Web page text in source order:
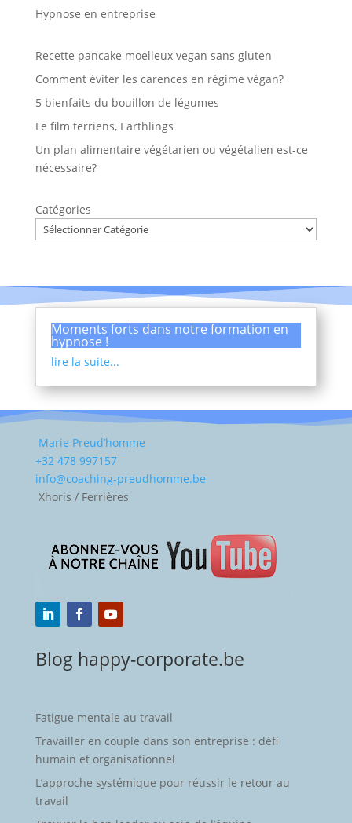
Hypnose en entreprise
Recette pancake moelleux vegan sans gluten
Comment éviter les carences en régime végan?
5 bienfaits du bouillon de légumes
Le film terriens, Earthlings
Un plan alimentaire végétarien ou végétalien est-ce
nécessaire?
Catégories
Moments forts dans notre formation en
hypnose !
lire la suite...
Marie Preud’homme
+32 478 997157
info@coaching-preudhomme.be
Xhoris / Ferrières
Blog happy-corporate.be
Fatigue mentale au travail
Travailler en couple dans son entreprise : défi
humain et organisationnel
L’approche systémique pour réussir le retour au
travail